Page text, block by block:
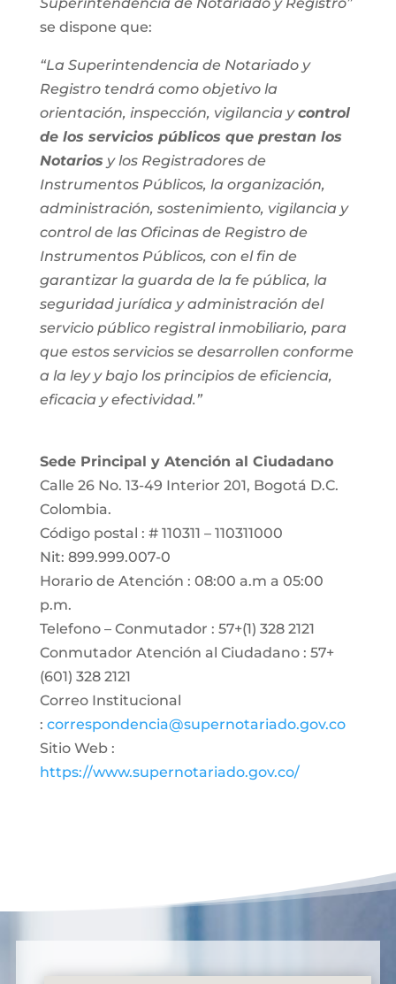
se dispone que:
“La Superintendencia de Notariado y
Registro tendrá como objetivo la
orientación, inspección, vigilancia ycontrol
de los servicios públicos que prestan los
Notarios y los Registradores de
Instrumentos Públicos, la organización,
administración, sostenimiento, vigilancia y
control de las Oficinas de Registro de
Instrumentos Públicos, con el fin de
garantizar la guarda de la fe pública, la
seguridad jurídica y administración del
servicio público registral inmobiliario, para
que estos servicios se desarrollen conforme
a la ley y bajo los principios de eficiencia,
eficacia y efectividad.”
Sede Principal y Atención al Ciudadano
Calle 26 No. 13-49 Interior 201, Bogotá D.C.
Colombia.
Código postal : # 110311 – 110311000
Nit: 899.999.007-0
Horario de Atención : 08:00 a.m a 05:00
p.m.
Telefono – Conmutador : 57+(1) 328 2121
Conmutador Atención al Ciudadano : 57+
(601) 328 2121
Correo Institucional
: correspondencia@supernotariado.gov.co
Sitio Web :
https://www.supernotariado.gov.co/